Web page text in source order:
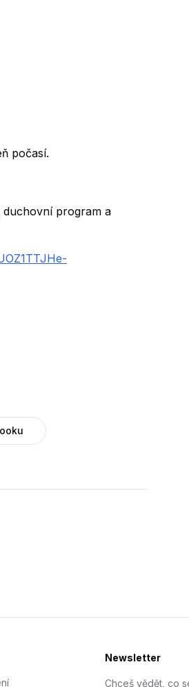
počasí.
duchovní program a
Newsletter
Chceš vědět, co